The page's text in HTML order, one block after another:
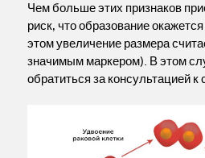
Чем больше этих признаков
риск, что образование
этом увеличение размера
значимым маркером). В этом
обратиться за консультацией